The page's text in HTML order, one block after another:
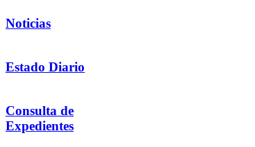
Noticias
Estado Diario
Consulta de
Expedientes